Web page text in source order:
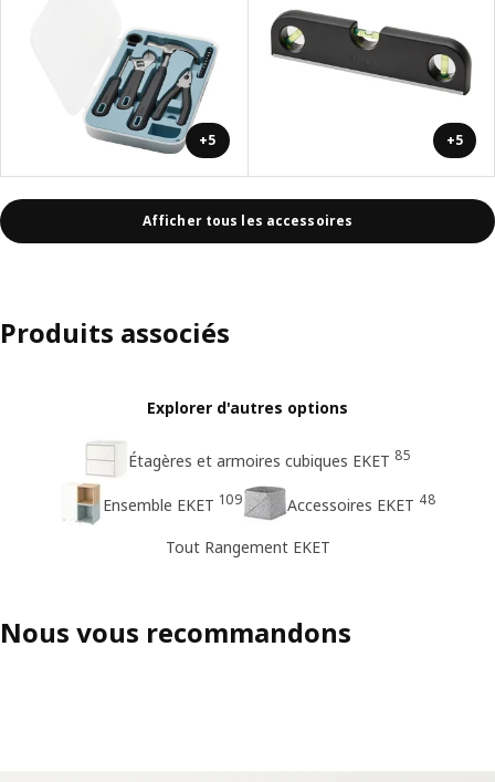
+5 +5
Afficher tous les accessoires
Produits associés
Explorer d'autres options
Étagères et armoires cubiques EKET 85
Ensemble EKET 109 Accessoires EKET 48
Tout Rangement EKET
Nous vous recommandons